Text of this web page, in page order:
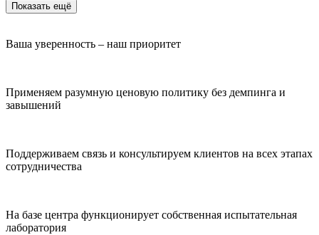
Показать ещё
Ваша уверенность – наш приоритет
Применяем разумную ценовую политику без демпинга и
завышений
Поддерживаем связь и консультируем клиентов на всех этапах
сотрудничества
На базе центра функционирует собственная испытательная
лаборатория